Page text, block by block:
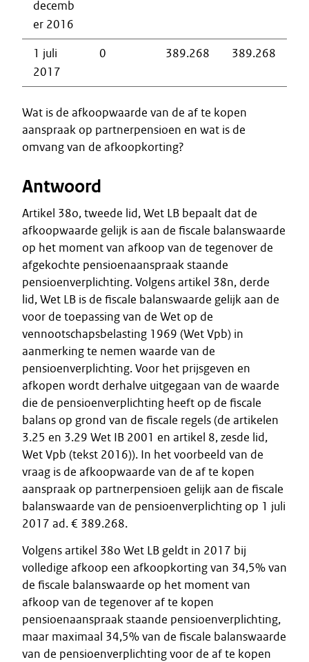
decemb
er 2016
1 juli
2017
0 389.268 389.268
Wat is de afkoopwaarde van de af te kopen
aanspraak op partnerpensioen en wat is de
omvang van de afkoopkorting?
Antwoord
Artikel 38o, tweede lid, Wet LB bepaalt dat de
afkoopwaarde gelijk is aan de fiscale balanswaarde
op het moment van afkoop van de tegenover de
afgekochte pensioenaanspraak staande
pensioenverplichting. Volgens artikel 38n, derde
lid, Wet LB is de fiscale balanswaarde gelijk aan de
voor de toepassing van de Wet op de
vennootschapsbelasting 1969 (Wet Vpb) in
aanmerking te nemen waarde van de
pensioenverplichting. Voor het prijsgeven en
afkopen wordt derhalve uitgegaan van de waarde
die de pensioenverplichting heeft op de fiscale
balans op grond van de fiscale regels (de artikelen
3.25 en 3.29 Wet IB 2001 en artikel 8, zesde lid,
Wet Vpb (tekst 2016)). In het voorbeeld van de
vraag is de afkoopwaarde van de af te kopen
aanspraak op partnerpensioen gelijk aan de fiscale
balanswaarde van de pensioenverplichting op 1 juli
2017 ad. € 389.268.
Volgens artikel 38o Wet LB geldt in 2017 bij
volledige afkoop een afkoopkorting van 34,5% van
de fiscale balanswaarde op het moment van
afkoop van de tegenover af te kopen
pensioenaanspraak staande pensioenverplichting,
maar maximaal 34,5% van de fiscale balanswaarde
van de pensioenverplichting voor de af te kopen